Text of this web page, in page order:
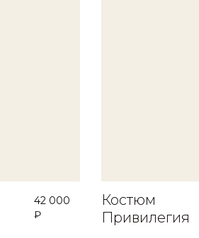
42 000
₽
Костюм
Привилегия